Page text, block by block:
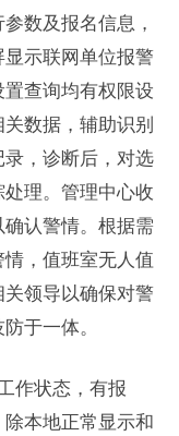
数及报名信息，
示联网单位报警
查询均有权限设
数据，辅助识别
，诊断后，对选
理。管理中心收
认警情。根据需
，值班室无人值
领导以确保对警
于一体。
作状态，有报
本地正常显示和